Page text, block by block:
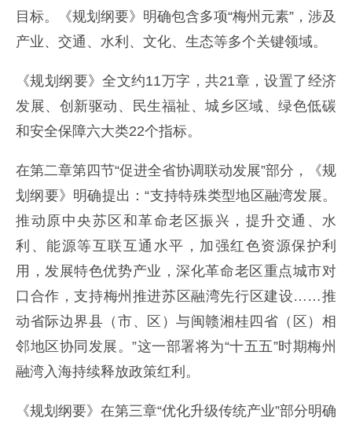
目标。《规划纲要》明确包含多项“梅州元素”‌，涉及
产业、交通、水利、文化、生态等多个关键领域。
《规划纲要》全文约11万字，共21章，设置了经济
发展、创新驱动、民生福祉、城乡区域、绿色低碳
和安全保障六大类22个指标。
在第二章第四节“促进全省协调联动发展”部分，《规
划纲要》明确提出：“支持特殊类型地区融湾发展。
推动原中央苏区和革命老区振兴，提升交通、水
利、能源等互联互通水平，加强红色资源保护利
用，发展特色优势产业，深化革命老区重点城市对
口合作，支持梅州推进苏区融湾先行区建设……推
动省际边界县（市、区）与闽赣湘桂四省（区）相
邻地区协同发展。”这一部署将为“十五五”时期梅州
融湾入海持续释放政策红利。
《规划纲要》在第三章“优化升级传统产业”部分明确